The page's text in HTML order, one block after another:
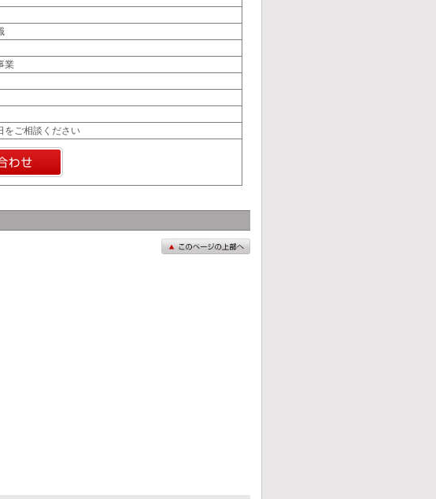
業
をご相談ください